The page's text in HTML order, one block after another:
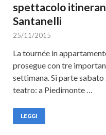
spettacolo
Santanelli
25/11/2015
La tournée in
prosegue con tre
settimana. Si parte
teatro: a Piedimonte …
LEGGI